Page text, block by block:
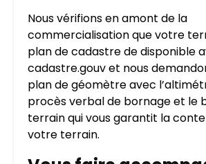
Nous vérifions en amont de la
commercialisation que votre
plan de cadastre de disponible
cadastre.gouv et nous
plan de géomètre avec
procès verbal de bornage et le
terrain qui vous garantit la
votre terrain.